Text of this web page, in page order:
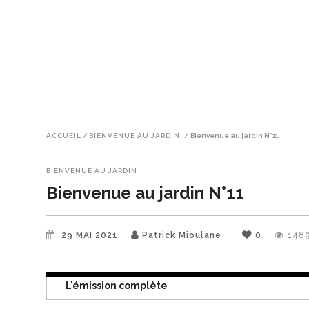
ACCUEIL / BIENVENUE AU JARDIN / Bienvenue au jardin N°11
BIENVENUE AU JARDIN
Bienvenue au jardin N°11
29 MAI 2021 Patrick Mioulane 0 1489
L'émission complète